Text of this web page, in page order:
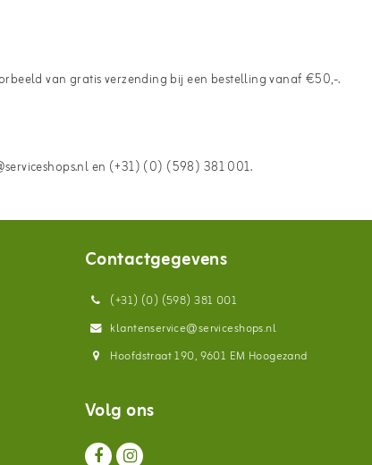
van gratis verzending bij een bestelling vanaf €50,-.
en (+31) (0) (598) 381 001.
Contactgegevens
(+31) (0) (598) 381 001
klantenservice@serviceshops.nl
Hoofdstraat 190, 9601 EM Hoogezand
Volg ons